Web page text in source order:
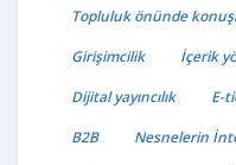
Topluluk önünde
Girişimcilik
İçerik
Dijital yayıncılık
E-
B2B
Nesnelerin